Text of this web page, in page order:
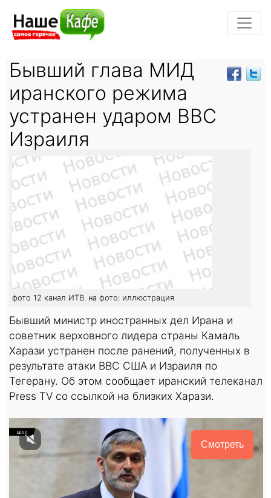
Бывший глава МИД
иранского режима
устранен ударом ВВС
Израиля
фото 12 канал ИТВ. на фото: иллюстрация
Бывший министр иностранных дел Ирана и
советник верховного лидера страны Камаль
Харази устранен после ранений, полученных в
результате атаки ВВС США и Израиля по
Тегерану. Об этом сообщает иранский телеканал
Press TV со ссылкой на близких Харази.
Смотреть